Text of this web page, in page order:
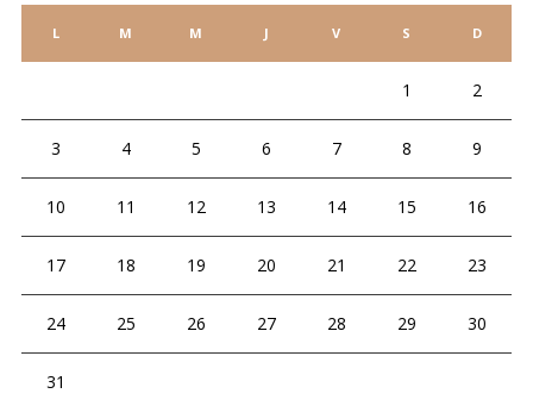
L M M J V S D
1 2
3 4 5 6 7 8 9
10 11 12 13 14 15 16
17 18 19 20 21 22 23
24 25 26 27 28 29 30
31